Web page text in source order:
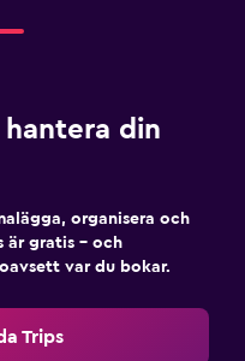
din
organisera och
är gratis – och
var du bokar.
Trips